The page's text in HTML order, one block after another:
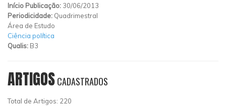
Início Publicação: 30/06/2013
Periodicidade: Quadrimestral
Área de Estudo
Ciência política
Qualis: B3
ARTIGOSCADASTRADOS
Total de Artigos: 220